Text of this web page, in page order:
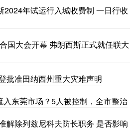
2024年试运行入城收费制 一日行收
国大会开幕 弗朗西斯正式就任联大
批准田纳西州重大灾难声明
入东莞市场？5人被控制，全市整治
解除列兹尼科夫防长职务 是否影响